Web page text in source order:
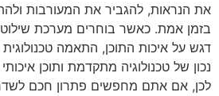
להגביר את המעורבות
אמת. כאשר בוחרים מערכת שילוט
על איכות התוכן, התאמה טכנולוגית
של טכנולוגיה מתקדמת ותוכן איכותי
אם אתם מחפשים פתרון חכם לשדרוג